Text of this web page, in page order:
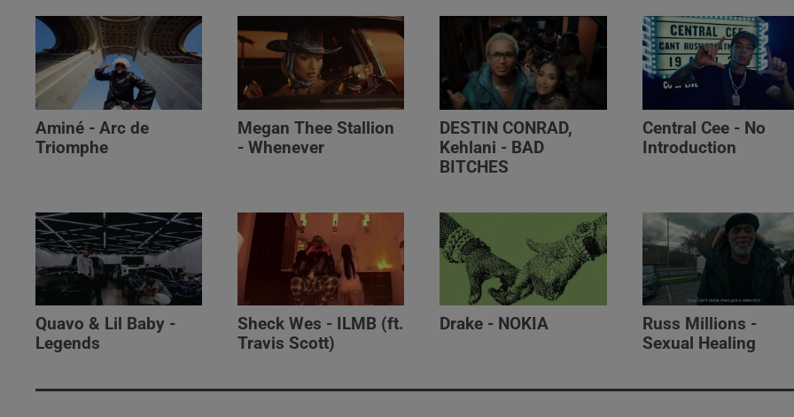
Aminé - Arc de
Triomphe
Megan Thee Stallion
- Whenever
DESTIN CONRAD,
Kehlani - BAD
BITCHES
Central Cee - No
Introduction
Quavo & Lil Baby -
Legends
Sheck Wes - ILMB (ft.
Travis Scott)
Drake - NOKIA
Russ Millions -
Sexual Healing